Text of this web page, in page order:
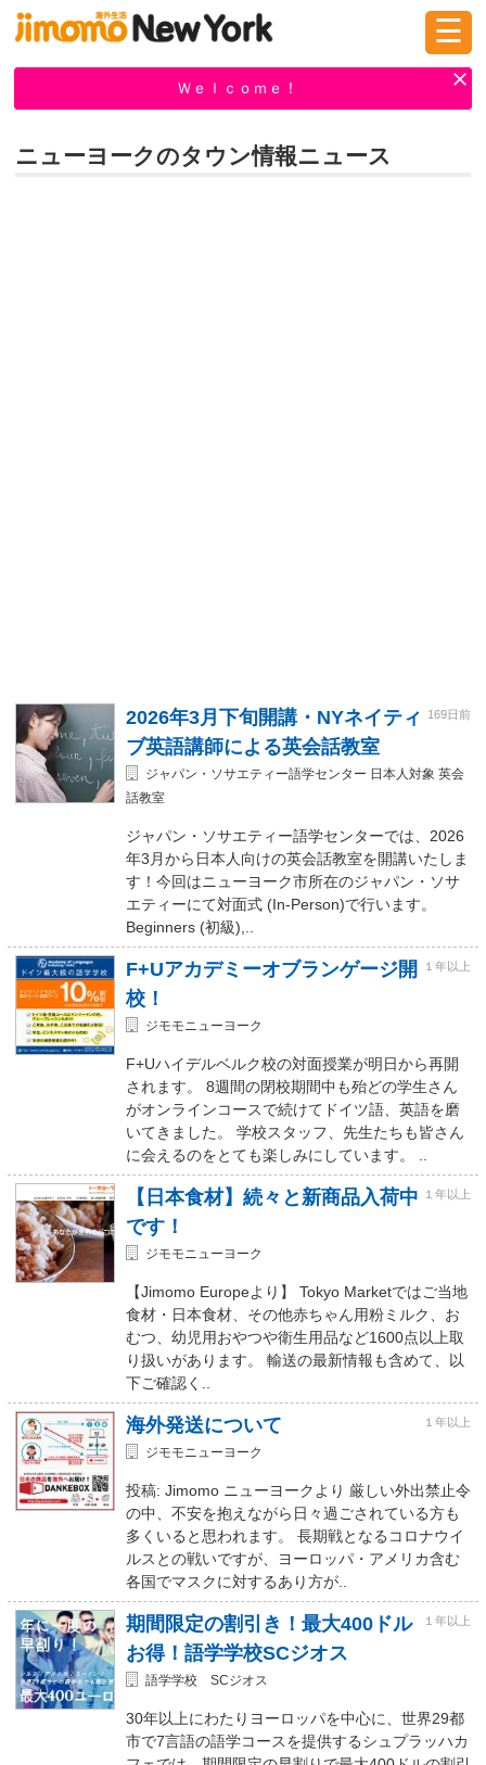
☰
Ｗｅｌｃｏｍｅ！
ニューヨークのタウン情報ニュース
2026年3月下旬開講・NYネイティ
ブ英語講師による英会話教室
169日前
ジャパン・ソサエティー語学センター 日本人対象 英会
話教室
ジャパン・ソサエティー語学センターでは、2026
年3月から日本人向けの英会話教室を開講いたしま
す！今回はニューヨーク市所在のジャパン・ソサ
エティーにて対面式 (In-Person)で行います。
Beginners (初級),..
F+Uアカデミーオブランゲージ開
校！
１年以上
ジモモニューヨーク
F+Uハイデルベルク校の対面授業が明日から再開
されます。 8週間の閉校期間中も殆どの学生さん
がオンラインコースで続けてドイツ語、英語を磨
いてきました。 学校スタッフ、先生たちも皆さん
に会えるのをとても楽しみにしています。 ..
【日本食材】続々と新商品入荷中
です！
１年以上
ジモモニューヨーク
【Jimomo Europeより】 Tokyo Marketではご当地
食材・日本食材、その他赤ちゃん用粉ミルク、お
むつ、幼児用おやつや衛生用品など1600点以上取
り扱いがあります。 輸送の最新情報も含めて、以
下ご確認く..
海外発送について １年以上
ジモモニューヨーク
投稿: Jimomo ニューヨークより 厳しい外出禁止令
の中、不安を抱えながら日々過ごされている方も
多くいると思われます。 長期戦となるコロナウイ
ルスとの戦いですが、ヨーロッパ・アメリカ含む
各国でマスクに対するあり方が..
期間限定の割引き！最大400ドル
お得！語学学校SCジオス
１年以上
語学学校 SCジオス
30年以上にわたりヨーロッパを中心に、世界29都
市で7言語の語学コースを提供するシュプラッハカ